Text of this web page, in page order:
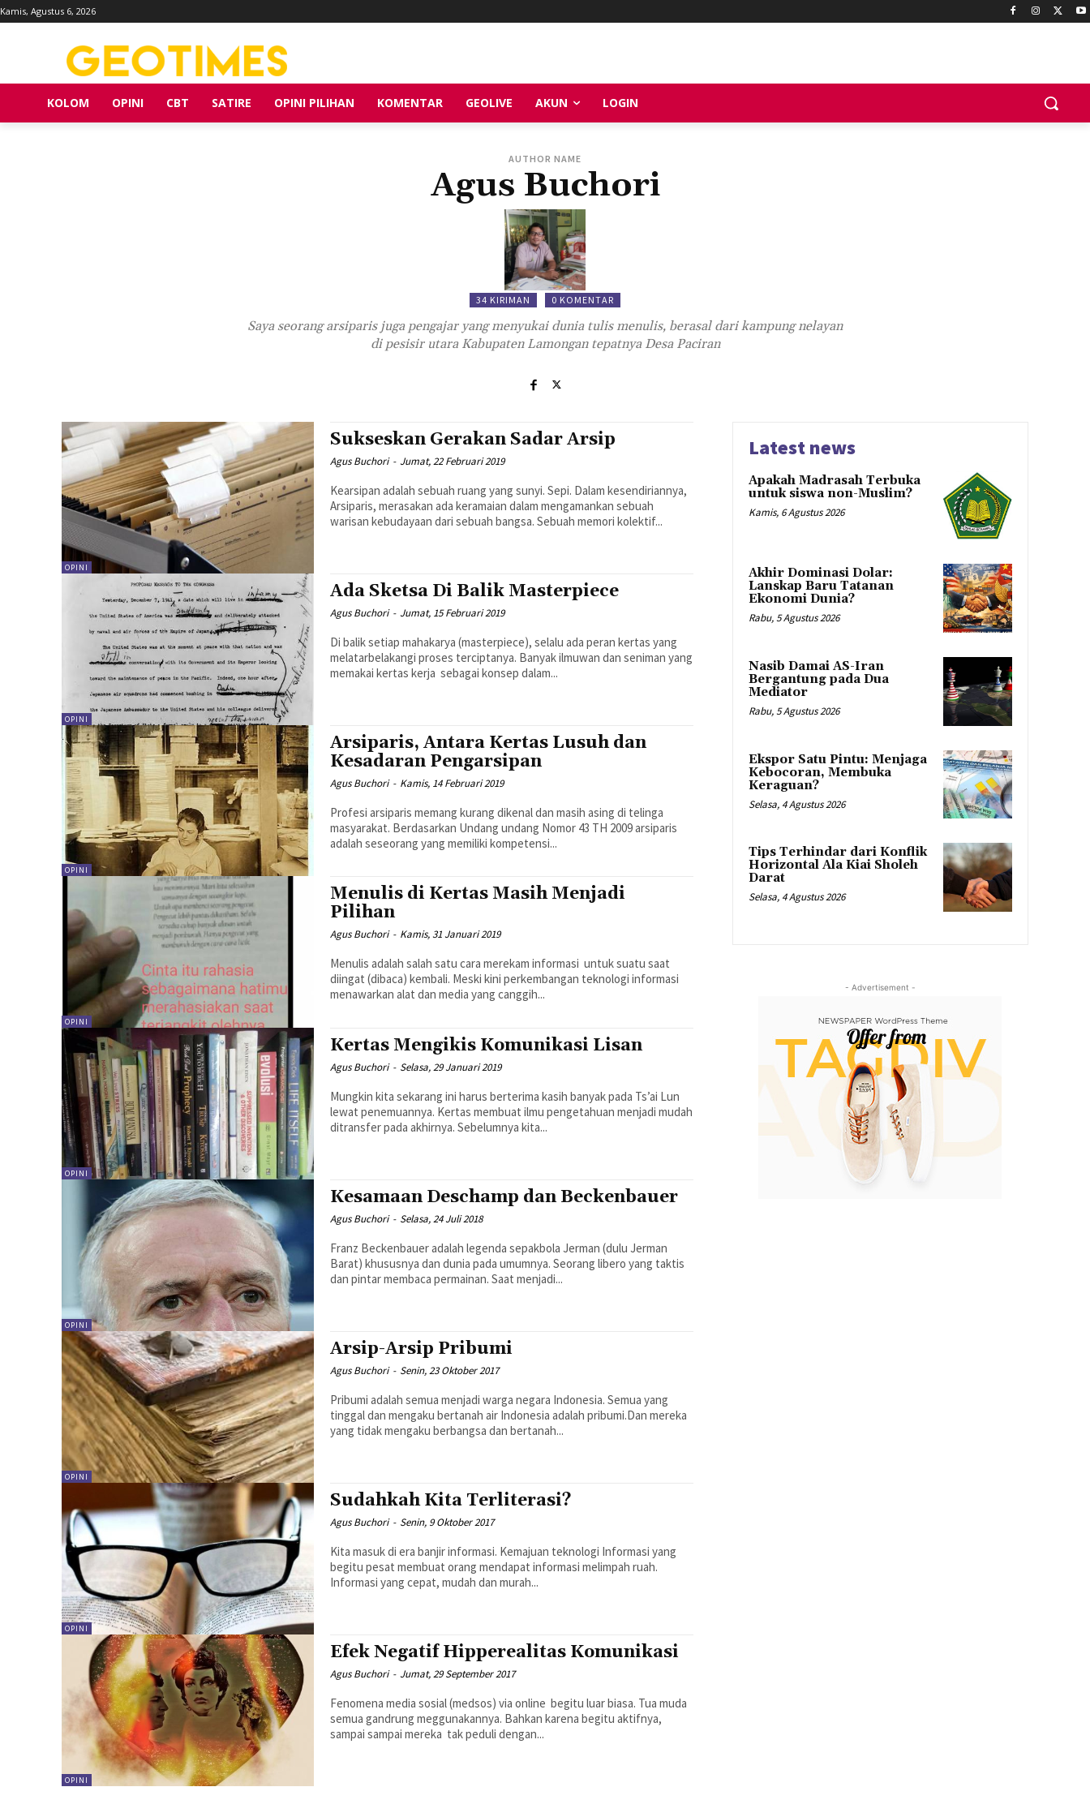
Kamis, Agustus 6, 2026
KOLOM OPINI CBT SATIRE OPINI PILIHAN KOMENTAR GEOLIVE AKUN LOGIN
AUTHOR NAME
Agus Buchori
34 KIRIMAN 0 KOMENTAR
Saya seorang arsiparis juga pengajar yang menyukai dunia tulis menulis, berasal dari kampung nelayan
di pesisir utara Kabupaten Lamongan tepatnya Desa Paciran
OPINI
Sukseskan Gerakan Sadar Arsip
Agus Buchori - Jumat, 22 Februari 2019
Kearsipan adalah sebuah ruang yang sunyi. Sepi. Dalam kesendiriannya,
Arsiparis, merasakan ada keramaian dalam mengamankan sebuah
warisan kebudayaan dari sebuah bangsa. Sebuah memori kolektif...
OPINI
Ada Sketsa Di Balik Masterpiece
Agus Buchori - Jumat, 15 Februari 2019
Di balik setiap mahakarya (masterpiece), selalu ada peran kertas yang
melatarbelakangi proses terciptanya. Banyak ilmuwan dan seniman yang
memakai kertas kerja sebagai konsep dalam...
OPINI
Arsiparis, Antara Kertas Lusuh dan
Kesadaran Pengarsipan
Agus Buchori - Kamis, 14 Februari 2019
Profesi arsiparis memang kurang dikenal dan masih asing di telinga
masyarakat. Berdasarkan Undang undang Nomor 43 TH 2009 arsiparis
adalah seseorang yang memiliki kompetensi...
OPINI
Menulis di Kertas Masih Menjadi
Pilihan
Agus Buchori - Kamis, 31 Januari 2019
Menulis adalah salah satu cara merekam informasi untuk suatu saat
diingat (dibaca) kembali. Meski kini perkembangan teknologi informasi
menawarkan alat dan media yang canggih...
OPINI
Kertas Mengikis Komunikasi Lisan
Agus Buchori - Selasa, 29 Januari 2019
Mungkin kita sekarang ini harus berterima kasih banyak pada Ts’ai Lun
lewat penemuannya. Kertas membuat ilmu pengetahuan menjadi mudah
ditransfer pada akhirnya. Sebelumnya kita...
OPINI
Kesamaan Deschamp dan Beckenbauer
Agus Buchori - Selasa, 24 Juli 2018
Franz Beckenbauer adalah legenda sepakbola Jerman (dulu Jerman
Barat) khususnya dan dunia pada umumnya. Seorang libero yang taktis
dan pintar membaca permainan. Saat menjadi...
OPINI
Arsip-Arsip Pribumi
Agus Buchori - Senin, 23 Oktober 2017
Pribumi adalah semua menjadi warga negara Indonesia. Semua yang
tinggal dan mengaku bertanah air Indonesia adalah pribumi.Dan mereka
yang tidak mengaku berbangsa dan bertanah...
OPINI
Sudahkah Kita Terliterasi?
Agus Buchori - Senin, 9 Oktober 2017
Kita masuk di era banjir informasi. Kemajuan teknologi Informasi yang
begitu pesat membuat orang mendapat informasi melimpah ruah.
Informasi yang cepat, mudah dan murah...
OPINI
Efek Negatif Hipperealitas Komunikasi
Agus Buchori - Jumat, 29 September 2017
Fenomena media sosial (medsos) via online begitu luar biasa. Tua muda
semua gandrung meggunakannya. Bahkan karena begitu aktifnya,
sampai sampai mereka tak peduli dengan...
Latest news
Apakah Madrasah Terbuka
untuk siswa non-Muslim?
Kamis, 6 Agustus 2026
Akhir Dominasi Dolar:
Lanskap Baru Tatanan
Ekonomi Dunia?
Rabu, 5 Agustus 2026
Nasib Damai AS-Iran
Bergantung pada Dua
Mediator
Rabu, 5 Agustus 2026
Ekspor Satu Pintu: Menjaga
Kebocoran, Membuka
Keraguan?
Selasa, 4 Agustus 2026
Tips Terhindar dari Konflik
Horizontal Ala Kiai Sholeh
Darat
Selasa, 4 Agustus 2026
- Advertisement -